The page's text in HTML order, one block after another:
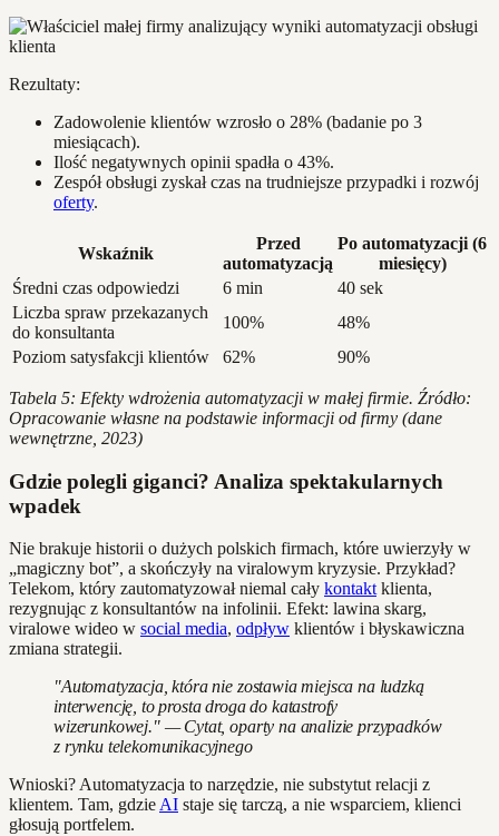
Rezultaty:
Zadowolenie klientów wzrosło o 28% (badanie po 3
miesiącach).
Ilość negatywnych opinii spadła o 43%.
Zespół obsługi zyskał czas na trudniejsze przypadki i rozwój
oferty.
Wskaźnik
Przed
automatyzacją
Po automatyzacji (6
miesięcy)
Średni czas odpowiedzi
6 min
40 sek
Liczba spraw przekazanych
do konsultanta
100%
48%
Poziom satysfakcji klientów
62% 90%
Tabela 5: Efekty wdrożenia automatyzacji w małej firmie. Źródło:
Opracowanie własne na podstawie informacji od firmy (dane
wewnętrzne, 2023)
Gdzie polegli giganci? Analiza spektakularnych
wpadek
Nie brakuje historii o dużych polskich firmach, które uwierzyły w
„magiczny bot”, a skończyły na viralowym kryzysie. Przykład?
Telekom, który zautomatyzował niemal cały kontaktklienta,
rezygnując z konsultantów na infolinii. Efekt: lawina skarg,
viralowe wideo w social media, odpływ klientów i błyskawiczna
zmiana strategii.
"Automatyzacja, która nie zostawia miejsca na ludzką
interwencję, to prosta droga do katastrofy
wizerunkowej." — Cytat, oparty na analizie przypadków
z rynku telekomunikacyjnego
Wnioski? Automatyzacja to narzędzie, nie substytut relacji z
klientem. Tam, gdzieAI staje się tarczą, a nie wsparciem, klienci
głosują portfelem.